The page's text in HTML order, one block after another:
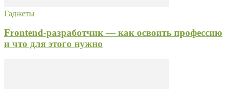
Гаджеты
Frontend-разработчик — как освоить профессию
и что для этого нужно